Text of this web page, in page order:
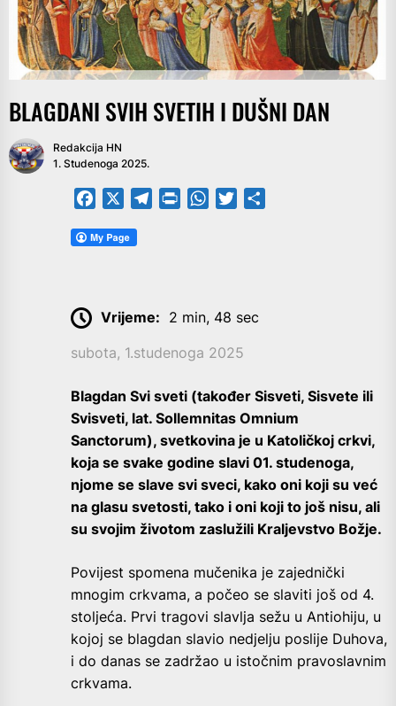
BLAGDANI SVIH SVETIH I DUŠNI DAN
Redakcija HN
1. Studenoga 2025.
Facebook TelegramPrintFriendly
WhatsApp
Twitter
Vrijeme: 2 min, 48 sec
subota, 1.studenoga 2025
Blagdan Svi sveti (također Sisveti, Sisvete ili
Svisveti, lat. Sollemnitas Omnium
Sanctorum), svetkovina je u Katoličkoj crkvi,
koja se svake godine slavi 01. studenoga,
njome se slave svi sveci, kako oni koji su već
na glasu svetosti, tako i oni koji to još nisu, ali
su svojim životom zaslužili Kraljevstvo Božje.
Povijest spomena mučenika je zajednički
mnogim crkvama, a počeo se slaviti još od 4.
stoljeća. Prvi tragovi slavlja sežu u Antiohiju, u
kojoj se blagdan slavio nedjelju poslije Duhova,
i do danas se zadržao u istočnim pravoslavnim
crkvama.